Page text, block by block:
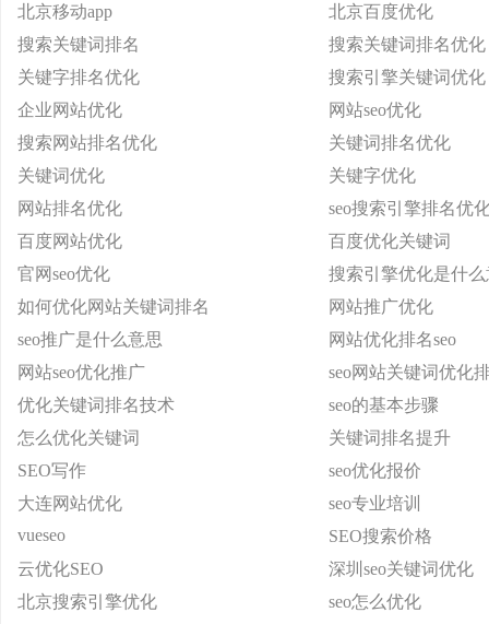
北京移动app
北京百度优化
搜索关键词排名
搜索关键词排名优化
关键字排名优化
搜索引擎关键词优化
企业网站优化
网站seo优化
搜索网站排名优化
关键词排名优化
关键词优化
关键字优化
网站排名优化
seo搜索引擎排名优
百度网站优化
百度优化关键词
官网seo优化
搜索引擎优化是什
如何优化网站关键词排名
网站推广优化
seo推广是什么意思
网站优化排名seo
网站seo优化推广
seo网站关键词优化
优化关键词排名技术
seo的基本步骤
怎么优化关键词
关键词排名提升
SEO写作
seo优化报价
大连网站优化
seo专业培训
vueseo
SEO搜索价格
云优化SEO
深圳seo关键词优化
北京搜索引擎优化
seo怎么优化